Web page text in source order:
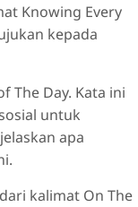
Knowing Every
kepada
The Day. Kata ini
untuk
apa
kalimat On The